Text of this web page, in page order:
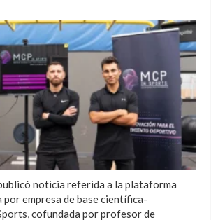
noticia referida a la plataforma
empresa de base científica-
cofundada por profesor de